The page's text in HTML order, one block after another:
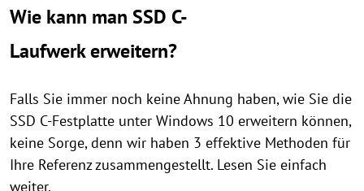
Wie kann man SSD C-
Laufwerk erweitern?
Falls Sie immer noch keine Ahnung haben, wie Sie die
SSD C-Festplatte unter Windows 10 erweitern können,
keine Sorge, denn wir haben 3 effektive Methoden für
Ihre Referenz zusammengestellt. Lesen Sie einfach
weiter.